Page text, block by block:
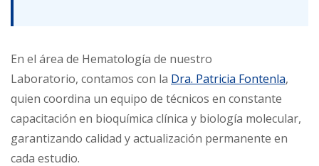
En el área de Hematología de nuestro
Laboratorio, contamos con la Dra. Patricia Fontenla,
quien coordina un equipo de técnicos en constante
capacitación en bioquímica clínica y biología molecular,
garantizando calidad y actualización permanente en
cada estudio.